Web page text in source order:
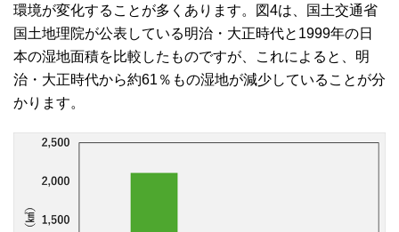
環境が変化することが多くあります。図4は、国土交通省
国土地理院が公表している明治・大正時代と1999年の日
本の湿地面積を比較したものですが、これによると、明
治・大正時代から約61％もの湿地が減少していることが分
かります。